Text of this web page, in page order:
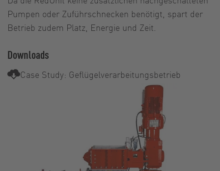
Pumpen oder Zuführschnecken benötigt, spart der
Betrieb zudem Platz, Energie und Zeit.
Downloads
Case Study: Geflügelverarbeitungsbetrieb